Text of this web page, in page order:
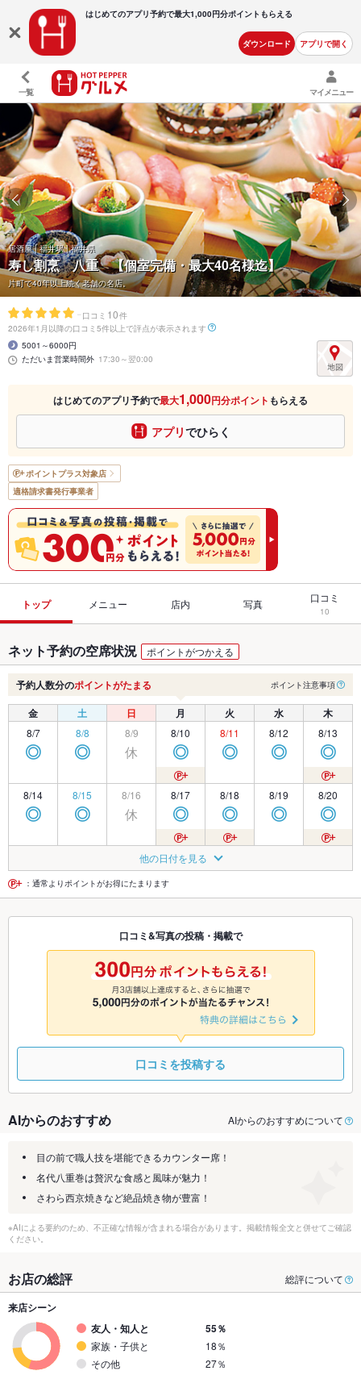
はじめてのアプリ予約で最大1,000円分ポイントもらえる
ダウンロード アプリで開く
一覧 マイメニュー
居酒屋 | 福井駅 | 福井県
寿し割烹 八重 【個室完備・最大40名様迄】
片町で40年以上続く老舗の名店。
- 口コミ 10件
2026年1月以降の口コミ5件以上で評点が表示されます
5001～6000円
ただいま営業時間外 17:30～翌0:00
はじめてのアプリ予約で最大1,000円分ポイント もらえる
アプリでひらく
ポイントプラス対象店
適格請求書発行事業者
トップ メニュー 店内 写真 口コミ
10
ネット予約の空席状況 ポイントがつかえる
予約人数分のポイントがたまる ポイント注意事項
金 土 日 月 火 水 木
8/7
◎
8/8
◎
8/9
休
8/10
◎
8/11
◎
8/12
◎
8/13
◎
8/14
◎
8/15
◎
8/16
休
8/17
◎
8/18
◎
8/19
◎
8/20
◎
◎ ◎
8/23
休
8/24
◎
8/25
◎ ◎ ◎
8/28 8/29 8/30
休
8/31
◎
9/1
◎
9/2 9/3
9/6
◎
9/7
◎
9/8
◎
他の日付を見る
：通常よりポイントがお得にたまります
口コミ&写真の投稿・掲載で
口コミを投稿する
AIからのおすすめ AIからのおすすめについて
目の前で職人技を堪能できるカウンター席！
名代八重巻は贅沢な食感と風味が魅力！
さわら西京焼きなど絶品焼き物が豊富！
※AIによる要約のため、不正確な情報が含まれる場合があります。掲載情報全文と併せてご確認
ください。
お店の総評 総評について
来店シーン
友人・知人と
55％
家族・子供と
18％
その他
27％